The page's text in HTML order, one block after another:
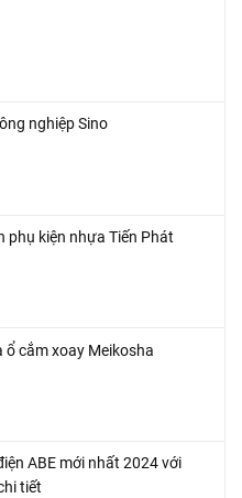
nghiệp Sino
phụ kiện nhựa Tiến Phát
ổ cắm xoay Meikosha
ABE mới nhất 2024 với
tiết